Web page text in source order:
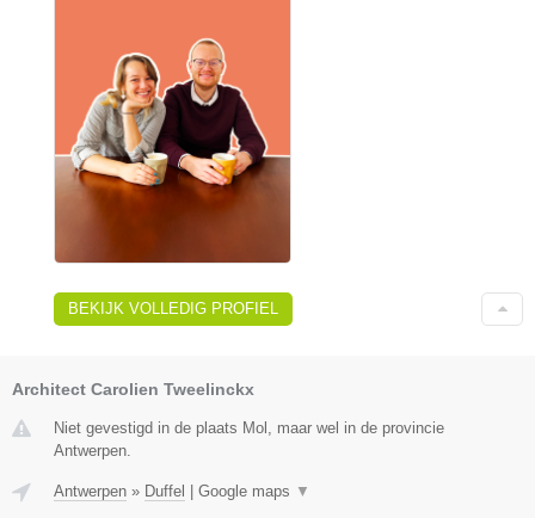
BEKIJK VOLLEDIG PROFIEL
Architect Carolien Tweelinckx
Niet gevestigd in de plaats Mol, maar wel in de provincie
Antwerpen.
Antwerpen » Duffel Google maps ▼